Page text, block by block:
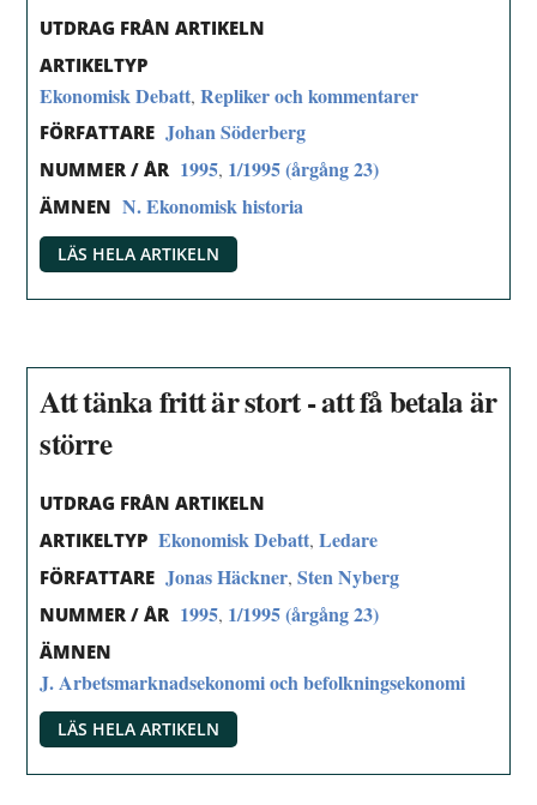
UTDRAG FRÅN ARTIKELN
ARTIKELTYP
Ekonomisk Debatt,Repliker och kommentarer
FÖRFATTARE Johan Söderberg
NUMMER / ÅR 1995, 1/1995 (årgång 23)
ÄMNEN N. Ekonomisk historia
LÄS HELA ARTIKELN
Att tänka fritt är stort - att få betala är
större
UTDRAG FRÅN ARTIKELN
ARTIKELTYP Ekonomisk Debatt,Ledare
FÖRFATTARE Jonas Häckner,Sten Nyberg
NUMMER / ÅR 1995, 1/1995 (årgång 23)
ÄMNEN
J. Arbetsmarknadsekonomi och befolkningsekonomi
LÄS HELA ARTIKELN